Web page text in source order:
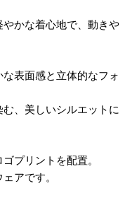
かな着心地で、動きや
表面感と立体的なフォ
、美しいシルエットに
プリントを配置。
アです。